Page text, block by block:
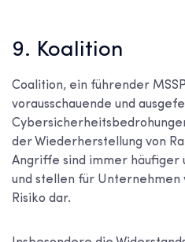
9. Koalition
Coalition, ein führender
vorausschauende und
der Wiederherstellung von
Angriffe sind immer häufiger
und stellen für
Risiko dar.